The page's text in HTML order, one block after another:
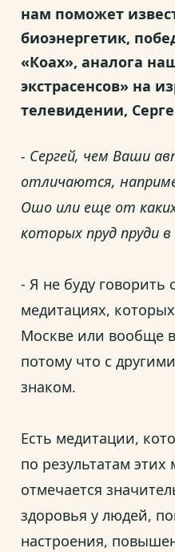
нам поможет
биоэнергетик,
«Коах», аналога
экстрасенсов» на
телевидении,
- Сергей, чем Ваши
отличаются,
Ошо или еще от
которых пруд пруди в
- Я не буду говорить
медитациях,
Москве или вообще
потому что с
знаком.
Есть медитации,
по результатам этих
отмечается
здоровья у людей,
настроения,